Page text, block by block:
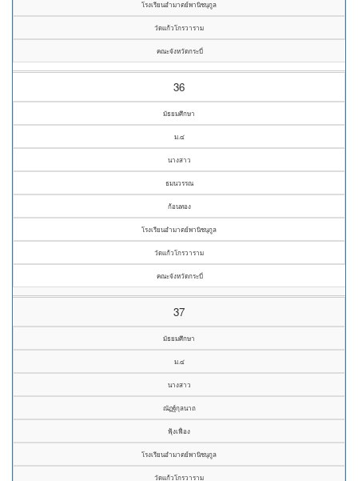
โรงเรียนอำมาตย์พานิชนุกูล
วัดแก้วโกรวาราม
คณะจังหวัดกระบี่
36
มัธยมศึกษา
ม.๔
นางสาว
ธมนวรรณ
ก้อนทอง
โรงเรียนอำมาตย์พานิชนุกูล
วัดแก้วโกรวาราม
คณะจังหวัดกระบี่
37
มัธยมศึกษา
ม.๔
นางสาว
ณัฏฐ์กุลนาถ
ฟุ้งเฟื่อง
โรงเรียนอำมาตย์พานิชนุกูล
วัดแก้วโกรวาราม